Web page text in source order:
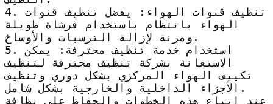
4. تنظيف قنوات الهواء: يفضل تنظيف قنوات
الهواء بانتظام باستخدام فرشاة طويلة
ومرنة لإزالة الترسبات والأوساخ.
5. استخدام خدمة تنظيف محترفة: يمكن
الاستعانة بشركة تنظيف محترفة لتنظيف
تكييف الهواء المركزي بشكل دوري وتنظيف
الأجزاء الداخلية والخارجية بشكل شامل.
عند اتباع هذه الخطوات والحفاظ على نظافة